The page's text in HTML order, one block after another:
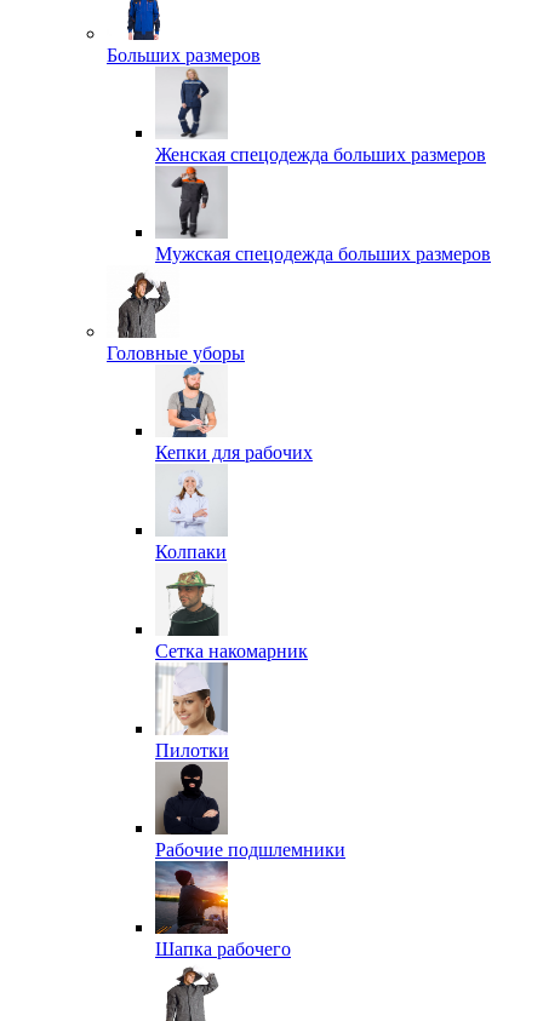
Больших размеров
Женская спецодежда больших размеров
Мужская спецодежда больших размеров
Головные уборы
Кепки для рабочих
Колпаки
Сетка накомарник
Пилотки
Рабочие подшлемники
Шапка рабочего